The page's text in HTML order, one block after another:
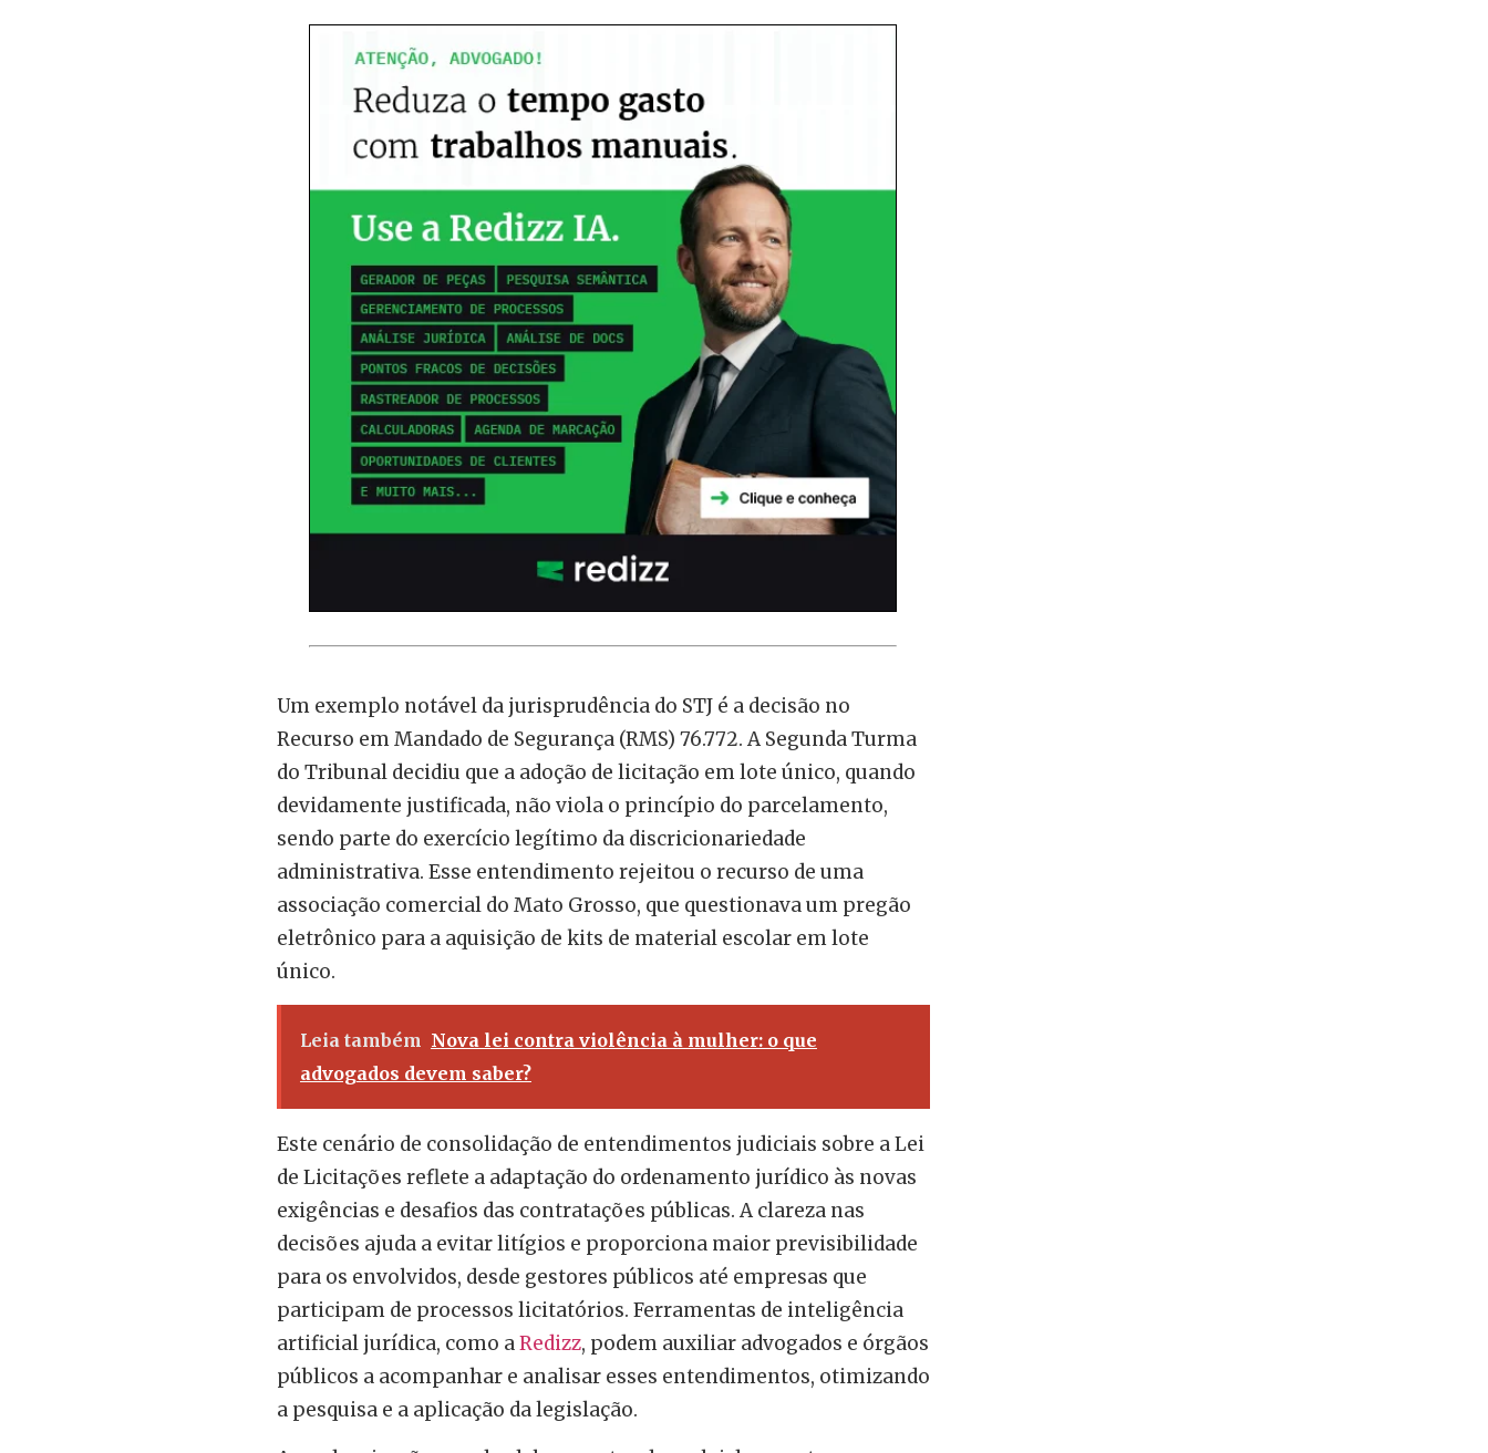
Um exemplo notável da jurisprudência do STJ é a decisão no
Recurso em Mandado de Segurança (RMS) 76.772. A Segunda Turma
do Tribunal decidiu que a adoção de licitação em lote único, quando
devidamente justificada, não viola o princípio do parcelamento,
sendo parte do exercício legítimo da discricionariedade
administrativa. Esse entendimento rejeitou o recurso de uma
associação comercial do Mato Grosso, que questionava um pregão
eletrônico para a aquisição de kits de material escolar em lote
único.
Leia também Nova lei contra violência à mulher: o que
advogados devem saber?
Este cenário de consolidação de entendimentos judiciais sobre a Lei
de Licitações reflete a adaptação do ordenamento jurídico às novas
exigências e desafios das contratações públicas. A clareza nas
decisões ajuda a evitar litígios e proporciona maior previsibilidade
para os envolvidos, desde gestores públicos até empresas que
participam de processos licitatórios. Ferramentas de inteligência
artificial jurídica, como aRedizz, podem auxiliar advogados e órgãos
públicos a acompanhar e analisar esses entendimentos, otimizando
a pesquisa e a aplicação da legislação.